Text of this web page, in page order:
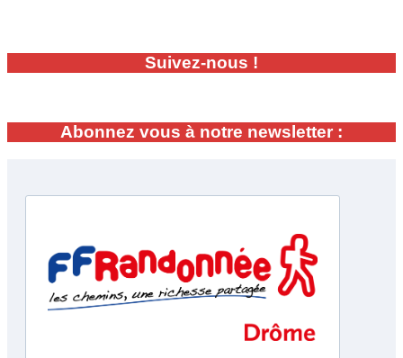
Suivez-nous !
Abonnez vous à notre newsletter :